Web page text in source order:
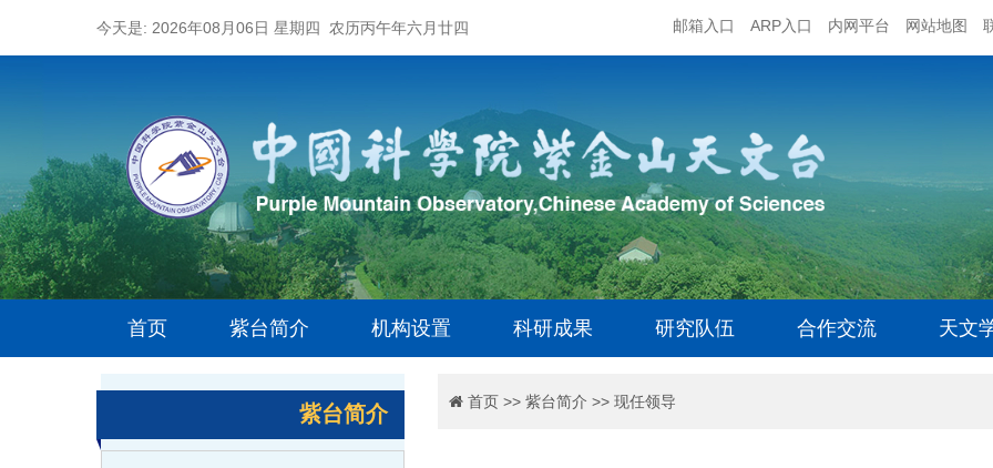
今天是: 2026年08月06日 星期四 农历丙午年六月廿四 邮箱入口 ARP入口 内网平台 网站地图
首页 紫台简介 机构设置 科研成果 研究队伍 合作交流 天文
紫台简介 首页>> 紫台简介 >> 现任领导